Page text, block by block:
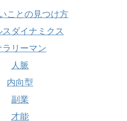
ことの見つけ方
スダイナミクス
ラリーマン
人脈
内向型
副業
才能